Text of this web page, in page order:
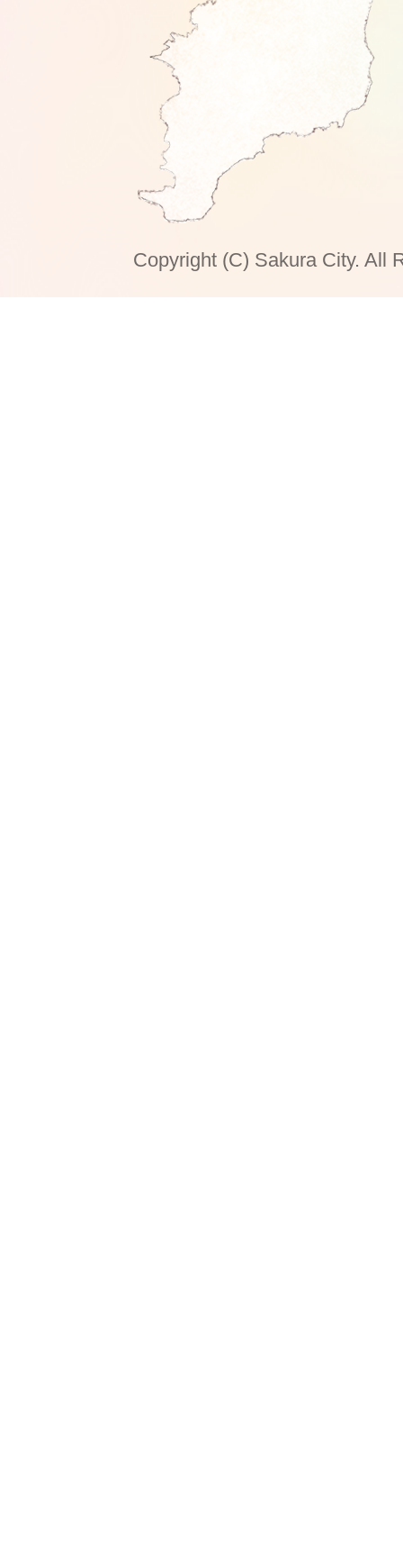
Copyright (C) Sakura City. All